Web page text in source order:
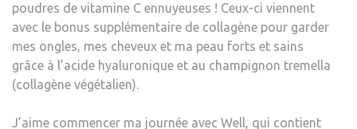
poudres de vitamine C ennuyeuses ! Ceux-ci viennent
avec le bonus supplémentaire de collagène pour garder
mes ongles, mes cheveux et ma peau forts et sains
grâce à l’acide hyaluronique et au champignon tremella
(collagène végétalien).
J’aime commencer ma journée avec Well, qui contient